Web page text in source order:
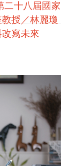
二十八屆國家
授／林麗瓊
寫未來